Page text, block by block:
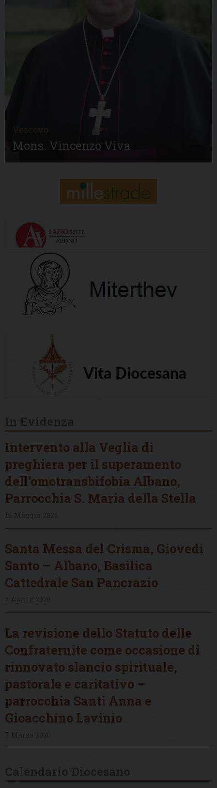
Vescovo
Mons. Vincenzo Viva
Intervento alla Veglia di
preghiera per il superamento
dell’omotransbifobia Albano,
Parrocchia S. Maria della Stella
Santa Messa del Crisma, Giovedì
Santo – Albano, Basilica
Cattedrale San Pancrazio
La revisione dello Statuto delle
Confraternite come occasione di
rinnovato slancio spirituale,
pastorale e caritativo –
parrocchia Santi Anna e
Gioacchino Lavinio